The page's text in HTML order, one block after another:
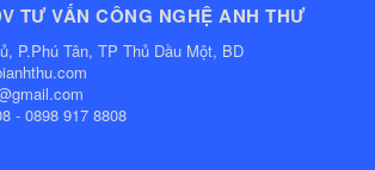
TƯ VẤN CÔNG NGHỆ ANH THƯ
P.Phú Tân, TP Thủ Dầu Một, BD
- 0898 917 8808